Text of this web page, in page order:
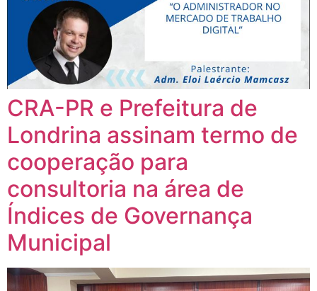
CRA-PR e Prefeitura de
Londrina assinam termo de
cooperação para
consultoria na área de
Índices de Governança
Municipal